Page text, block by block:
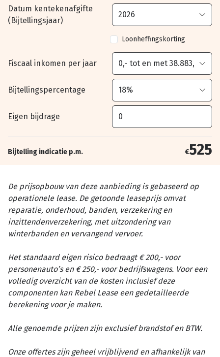
Datum kentekenafgifte
(Bijtellingsjaar)
Loonheffingskorting
Fiscaal inkomen per jaar
Bijtellingspercentage
Eigen bijdrage
Bijtelling indicatie p.m. €525
De prijsopbouw van deze aanbieding is gebaseerd op
operationele lease. De getoonde leaseprijs omvat
reparatie, onderhoud, banden, verzekering en
inzittendenverzekering, met uitzondering van
winterbanden en vervangend vervoer.
Het standaard eigen risico bedraagt € 200,- voor
personenauto’s en € 250,- voor bedrijfswagens. Voor een
volledig overzicht van de kosten inclusief deze
componenten kan Rebel Lease een gedetailleerde
berekening voor je maken.
Alle genoemde prijzen zijn exclusief brandstof en BTW.
Onze offertes zijn geheel vrijblijvend en afhankelijk van